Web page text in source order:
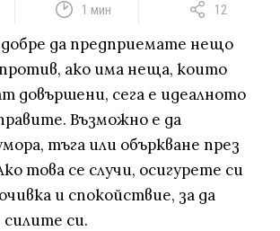
1 мин 12
добре да предприемате нещо
ако има неща, които
довършени, сега е идеалното
Възможно е да
тъга или объркване през
това се случи, осигурете си
и спокойствие, за да
си.